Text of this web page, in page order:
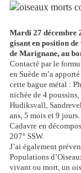
Mardi 27 décembre
gisant en position
de Marignane, au
Contacté par le
en Suède m’a
cette bague métal :
nichée de 4 poussins,
Hudiksvall,
ans, 5 mois et 9 jours.
Cadavre en
207° SSW.
J’ai également
Populations
vivant ou mort, un